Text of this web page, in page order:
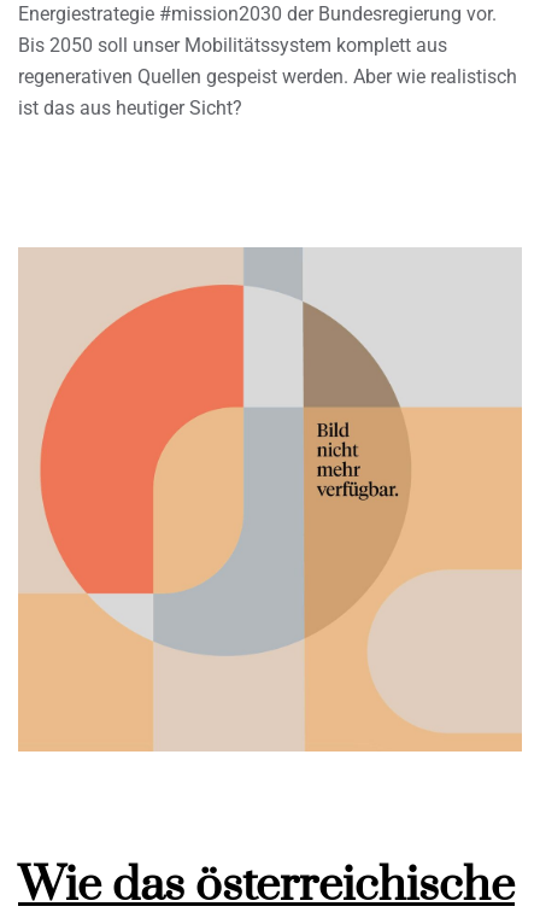
Energiestrategie #mission2030 der Bundesregierung vor.
Bis 2050 soll unser Mobilitätssystem komplett aus
regenerativen Quellen gespeist werden. Aber wie realistisch
ist das aus heutiger Sicht?
Wie das österreichische